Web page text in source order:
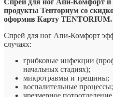
продукты Тенториум со
оформив Карту TENTORIUM.
Спрей для ног Апи-Комфорт
случаях:
грибковые инфекции
начальных стадиях);
микротравмы и трещины;
воспалительные процессы;
чрезмерное